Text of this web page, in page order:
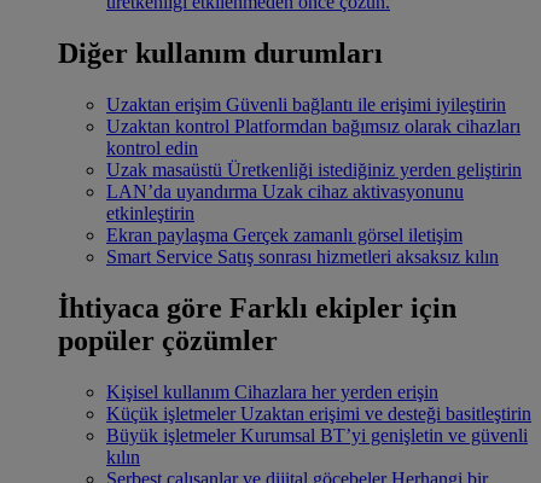
Diğer kullanım durumları
Uzaktan erişim Güvenli bağlantı ile erişimi iyileştirin
Uzaktan kontrol Platformdan bağımsız olarak cihazları
kontrol edin
Uzak masaüstü Üretkenliği istediğiniz yerden geliştirin
LAN’da uyandırma Uzak cihaz aktivasyonunu
etkinleştirin
Ekran paylaşma Gerçek zamanlı görsel iletişim
Smart Service Satış sonrası hizmetleri aksaksız kılın
İhtiyaca göre Farklı ekipler için
popüler çözümler
Kişisel kullanım Cihazlara her yerden erişin
Küçük işletmeler Uzaktan erişimi ve desteği basitleştirin
Büyük işletmeler Kurumsal BT’yi genişletin ve güvenli
kılın
Serbest çalışanlar ve dijital göçebeler Herhangi bir